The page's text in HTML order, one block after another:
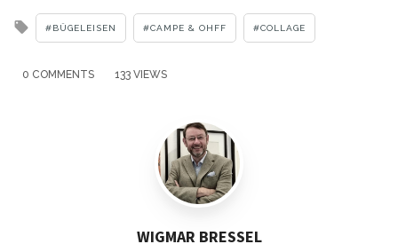
Tagged
BÜGELEISEN CAMPE & OHFF COLLAGE
0 COMMENTS 133 VIEWS
WIGMAR BRESSEL